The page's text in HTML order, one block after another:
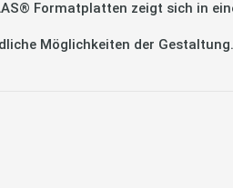
Formatplatten zeigt sich in
Möglichkeiten der Gestaltung.